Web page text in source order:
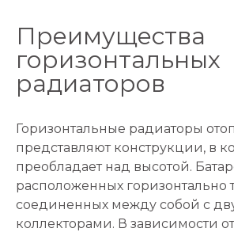
Преимущества
горизонтальных
радиаторов
Горизонтальные радиаторы
представляют конструкции, в
преобладает над высотой.
расположенных горизонтально
соединенных между собой с
коллекторами. В зависимости